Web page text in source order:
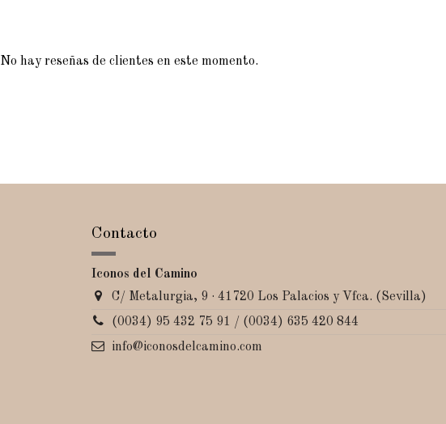
No hay reseñas de clientes en este momento.
Contacto
Iconos del Camino
C/ Metalurgia, 9 · 41720 Los Palacios y Vfca. (Sevilla)
(0034) 95 432 75 91 / (0034) 635 420 844
info@iconosdelcamino.com